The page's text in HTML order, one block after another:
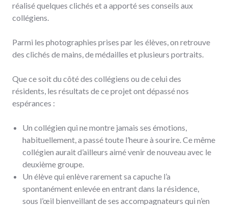
réalisé quelques clichés et a apporté ses conseils aux
collégiens.
Parmi les photographies prises par les élèves, on retrouve
des clichés de mains, de médailles et plusieurs portraits.
Que ce soit du côté des collégiens ou de celui des
résidents, les résultats de ce projet ont dépassé nos
espérances :
Un collégien qui ne montre jamais ses émotions,
habituellement, a passé toute l’heure à sourire. Ce même
collégien aurait d’ailleurs aimé venir de nouveau avec le
deuxième groupe.
Un élève qui enlève rarement sa capuche l’a
spontanément enlevée en entrant dans la résidence,
sous l’œil bienveillant de ses accompagnateurs qui n’en